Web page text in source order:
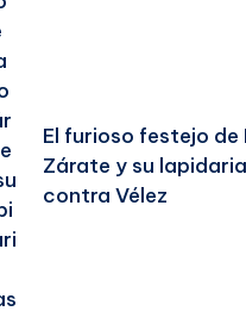
El furioso festejo de
Zárate y su
contra Vélez